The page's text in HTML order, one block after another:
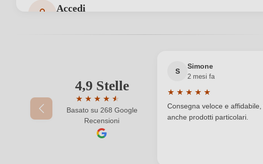
Accedi
Il tuo indirizzo e-mail
La tua password
4,9 Stelle
★ ★ ★ ★ ★
★
Valutazione media di 4.9 su 5 stelle
Basato su 268 Google
Recensioni
S
Simone
2 mesi fa
★ ★ ★ ★ ★
Valutazione media di 5 su
Consegna veloce e
anche prodotti particolari.